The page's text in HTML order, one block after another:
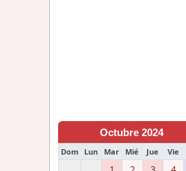
Octubre 2024
Dom Lun Mar Mié Jue Vie